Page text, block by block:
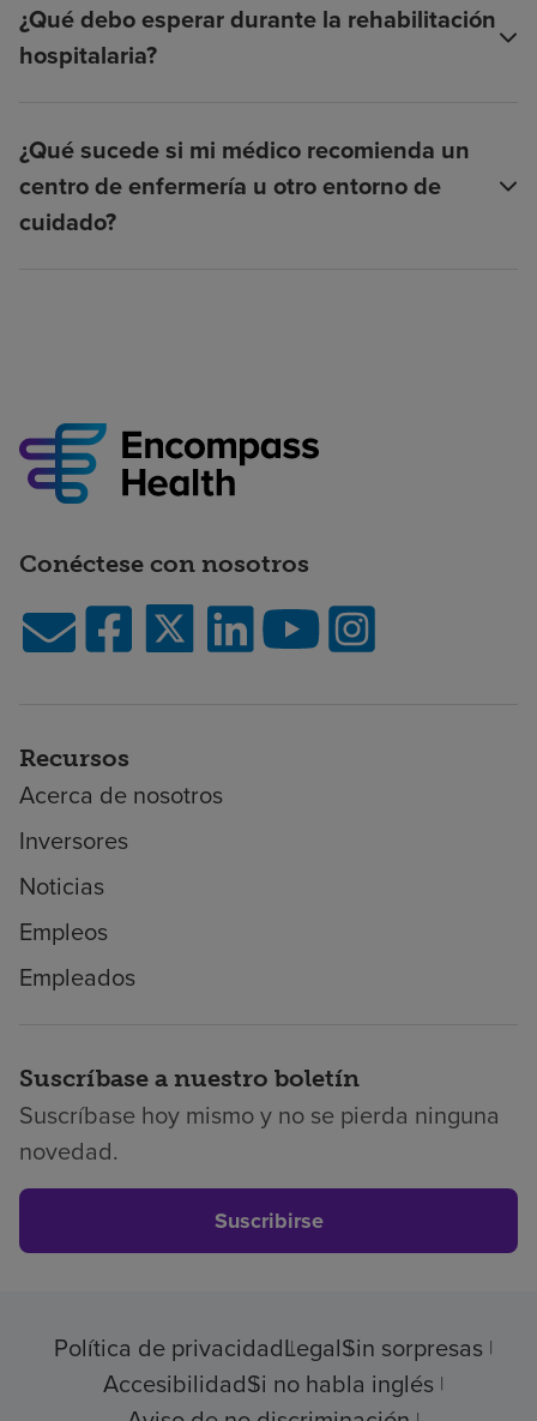
¿Qué debo esperar durante la rehabilitación
hospitalaria?
¿Qué sucede si mi médico recomienda un
centro de enfermería u otro entorno de
cuidado?
Conéctese con nosotros
Recursos
Acerca de nosotros
Inversores
Noticias
Empleos
Empleados
Suscríbase a nuestro boletín
Suscríbase hoy mismo y no se pierda ninguna
novedad.
Suscribirse
Política de privacidadLegalSin sorpresas
AccesibilidadSi no habla inglés